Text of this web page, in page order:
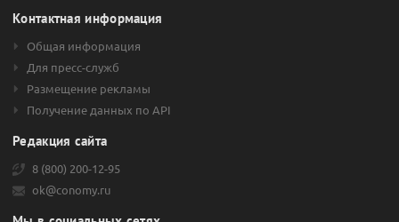
Контактная информация
Общая информация
Для пресс-служб
Размещение рекламы
Получение данных по API
Редакция сайта
8 (800) 200-12-95
ok@conomy.ru